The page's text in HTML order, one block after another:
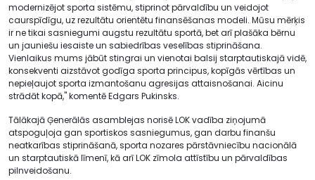
modernizējot sporta sistēmu, stiprinot pārvaldību un veidojot
caurspīdīgu, uz rezultātu orientētu finansēšanas modeli. Mūsu mērķis
ir ne tikai sasniegumi augstu rezultātu sportā, bet arī plašāka bērnu
un jauniešu iesaiste un sabiedrības veselības stiprināšana.
Vienlaikus mums jābūt stingrai un vienotai balsij starptautiskajā vidē,
konsekventi aizstāvot godīga sporta principus, kopīgās vērtības un
nepieļaujot sporta izmantošanu agresijas attaisnošanai. Aicinu
strādāt kopā," komentē Edgars Pukinsks.
Tālākajā Ģenerālās asamblejas norisē LOK vadība ziņojumā
atspoguļoja gan sportiskos sasniegumus, gan darbu finanšu
neatkarības stiprināšanā, sporta nozares pārstāvniecību nacionālā
un starptautiskā līmenī, kā arī LOK zīmola attīstību un pārvaldības
pilnveidošanu.